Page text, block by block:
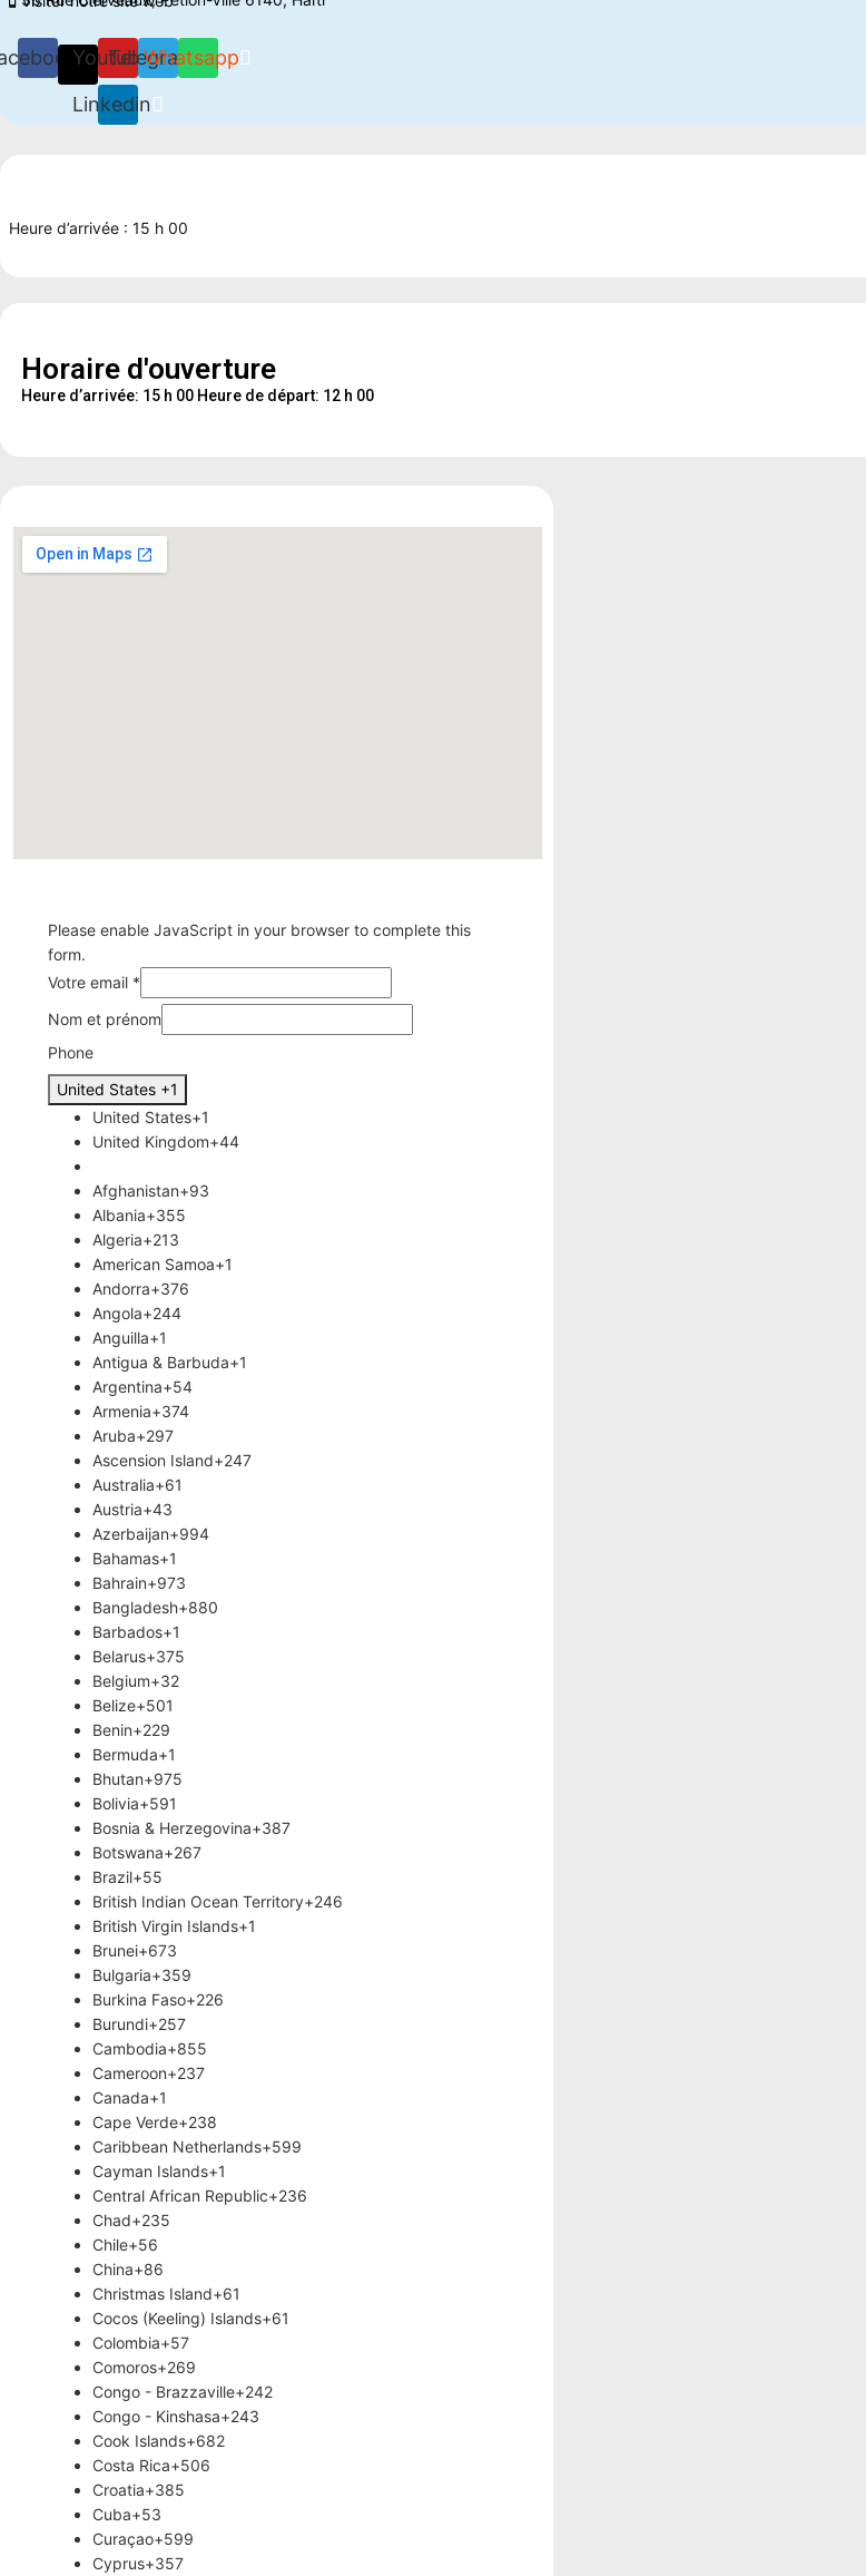
Youtube
Telegram
Whatsapp
Linkedin
Heure d’arrivée : 15 h 00
Horaire d'ouverture
Heure d’arrivée: 15 h 00 Heure de départ: 12 h 00
Please enable JavaScript in your browser to complete this
form.
Votre email *
Nom et prénom
Votre
prénom
email
et *
Votre
Phone
United States +1
United States+1
United Kingdom+44
Afghanistan+93
Albania+355
Algeria+213
American Samoa+1
Andorra+376
Angola+244
Anguilla+1
Antigua & Barbuda+1
Argentina+54
Armenia+374
Aruba+297
Ascension Island+247
Australia+61
Austria+43
Azerbaijan+994
Bahamas+1
Bahrain+973
Bangladesh+880
Barbados+1
Belarus+375
Belgium+32
Belize+501
Benin+229
Bermuda+1
Bhutan+975
Bolivia+591
Bosnia & Herzegovina+387
Botswana+267
Brazil+55
British Indian Ocean Territory+246
British Virgin Islands+1
Brunei+673
Bulgaria+359
Burkina Faso+226
Burundi+257
Cambodia+855
Cameroon+237
Canada+1
Cape Verde+238
Caribbean Netherlands+599
Cayman Islands+1
Central African Republic+236
Chad+235
Chile+56
China+86
Christmas Island+61
Cocos (Keeling) Islands+61
Colombia+57
Comoros+269
Congo - Brazzaville+242
Congo - Kinshasa+243
Cook Islands+682
Costa Rica+506
Croatia+385
Cuba+53
Curaçao+599
Cyprus+357